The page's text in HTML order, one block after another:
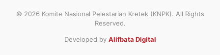
© 2026 Komite Nasional Pelestarian Kretek (KNPK). All Rights
Reserved.
Developed by Alifbata Digital